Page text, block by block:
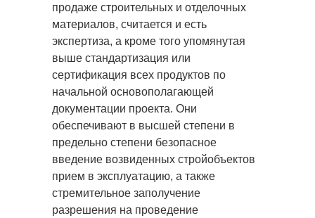
продаже строительных и отделочных
материалов, считается и есть
экспертиза, а кроме того упомянутая
выше стандартизация или
сертификация всех продуктов по
начальной основополагающей
документации проекта. Они
обеспечивают в высшей степени в
предельно степени безопасное
введение возвиденных стройобъектов
прием в эксплуатацию, а также
стремительное заполучение
разрешения на проведение